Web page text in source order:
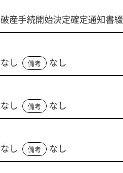
破産手続開始決定確定通知書綴
なし 備考
なし
なし 備考
なし
なし 備考
なし